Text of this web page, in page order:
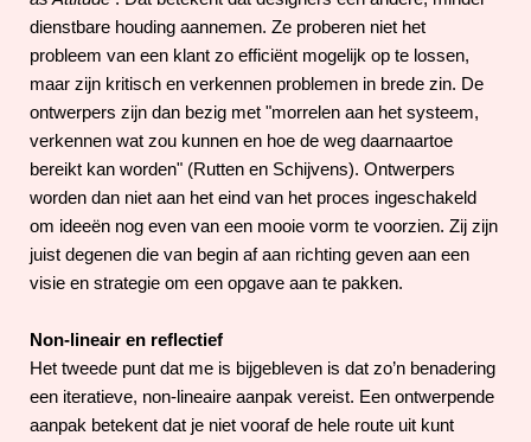
dienstbare houding aannemen. Ze proberen niet het
probleem van een klant zo efficiënt mogelijk op te lossen,
maar zijn kritisch en verkennen problemen in brede zin. De
ontwerpers zijn dan bezig met "morrelen aan het systeem,
verkennen wat zou kunnen en hoe de weg daarnaartoe
bereikt kan worden" (Rutten en Schijvens). Ontwerpers
worden dan niet aan het eind van het proces ingeschakeld
om ideeën nog even van een mooie vorm te voorzien. Zij zijn
juist degenen die van begin af aan richting geven aan een
visie en strategie om een opgave aan te pakken.
Non-lineair en reflectief
Het tweede punt dat me is bijgebleven is dat zo’n benadering
een iteratieve, non-lineaire aanpak vereist. Een ontwerpende
aanpak betekent dat je niet vooraf de hele route uit kunt